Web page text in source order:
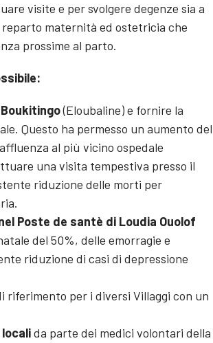
visite e per svolgere degenze sia a
maternità ed ostetricia che
prossime al parto.
(Eloubaline) e fornire la
Questo ha permesso un aumento del
al più vicino ospedale
una visita tempestiva presso il
riduzione delle morti per
Poste de santè di Loudia Ouolof
del 50%, delle emorragie e
riduzione di casi di depressione
riferimento per i diversi Villaggi con un
da parte dei medici volontari della